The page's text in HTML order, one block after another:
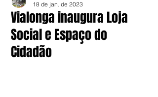
Vialonga inaugura Loja
Social e Espaço do
Cidadão
18 de jan. de 2023